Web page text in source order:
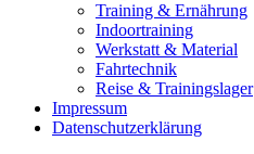
Training & Ernährung
Indoortraining
Werkstatt & Material
Fahrtechnik
Reise & Trainingslager
Impressum
Datenschutzerklärung